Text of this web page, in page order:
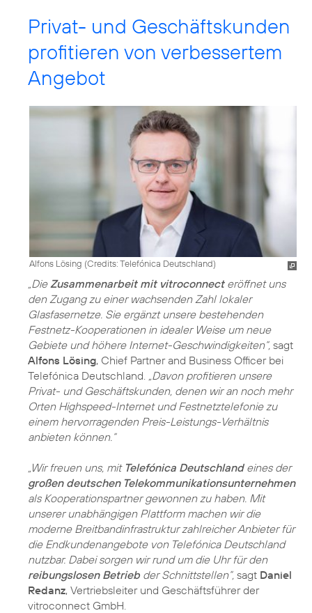
Privat- und Geschäftskunden
profitieren von verbessertem
Angebot
Alfons Lösing (Credits: Telefónica Deutschland)
„Die Zusammenarbeit mit vitroconnecteröffnet uns
den Zugang zu einer wachsenden Zahl lokaler
Glasfasernetze. Sie ergänzt unsere bestehenden
Festnetz-Kooperationen in idealer Weise um neue
Gebiete und höhere Internet-Geschwindigkeiten“, sagt
Alfons Lösing, Chief Partner and Business Officer bei
Telefónica Deutschland.
„Davon profitieren unsere
Privat- und Geschäftskunden, denen wir an noch mehr
Orten Highspeed-Internet und Festnetztelefonie zu
einem hervorragenden Preis-Leistungs-Verhältnis
anbieten können.“
„Wir freuen uns, mit Telefónica Deutschlandeines der
großen deutschen Telekommunikationsunternehmen
als Kooperationspartner gewonnen zu haben. Mit
unserer unabhängigen Plattform machen wir die
moderne Breitbandinfrastruktur zahlreicher Anbieter für
die Endkundenangebote von Telefónica Deutschland
nutzbar. Dabei sorgen wir rund um die Uhr für den
reibungslosen Betrieb der Schnittstellen“, sagt Daniel
Redanz, Vertriebsleiter und Geschäftsführer der
vitroconnect GmbH.